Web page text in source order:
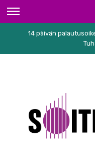
ETUSIVU
KARAOKE
NUOTIT
14 päivän
navigointiin
sisältöön